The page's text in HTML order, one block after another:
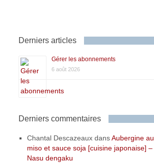
Derniers articles
Gérer les abonnements
6 août 2026
Derniers commentaires
Chantal Descazeaux dansAubergine au
miso et sauce soja [cuisine japonaise] –
Nasu dengaku